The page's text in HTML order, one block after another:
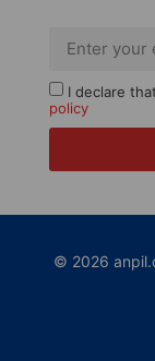
I declare
policy
© 2026